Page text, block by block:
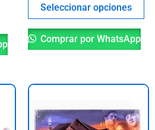
Seleccionar opciones
Comprar por WhatsApp
Este
producto